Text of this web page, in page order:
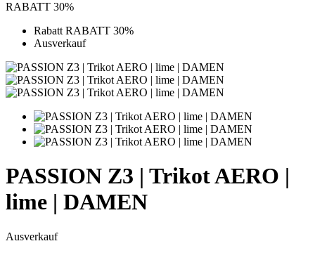
RABATT 30%
Rabatt RABATT 30%
Ausverkauf
PASSION Z3 | Trikot AERO |
lime | DAMEN
Ausverkauf